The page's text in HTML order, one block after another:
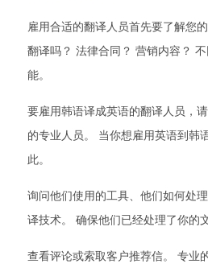
雇用合适的翻译人员首先要了解您
翻译吗？ 法律合同？ 营销内容？
能。
要雇用韩语译成英语的翻译人员，
的专业人员。 当你想雇用英语到韩
此。
询问他们使用的工具、他们如何处
译技术。 确保他们已经处理了你的
查看评论或索取客户推荐信。 专业